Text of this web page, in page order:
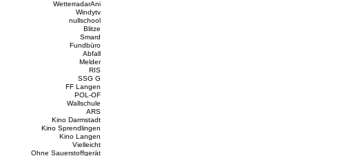
WetterradarAni
Windytv
nullschool
Blitze
Smard
Fundbüro
Abfall
Melder
RIS
SSG G
FF Langen
POL-OF
Wallschule
ARS
Kino Darmstadt
Kino Sprendlingen
Kino Langen
Vielleicht
Ohne Sauerstoffgerät